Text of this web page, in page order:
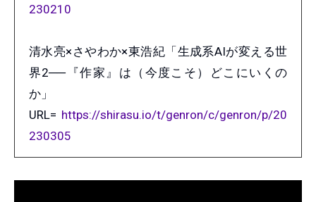
230210
清水亮×さやわか×東浩紀「生成系AIが変える世
界2──『作家』は（今度こそ）どこにいくの
か」
URL= https://shirasu.io/t/genron/c/genron/p/20
230305